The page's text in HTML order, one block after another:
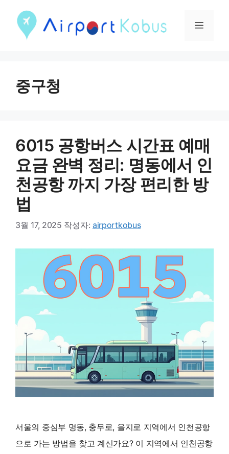
메
중구청
6015 공항버스 시간표 예매
요금 완벽 정리: 명동에서 인
천공항 까지 가장 편리한 방
법
3월 17, 2025 작성자: airportkobus
서울의 중심부 명동, 충무로, 을지로 지역에서 인천공항
으로 가는 방법을 찾고 계신가요? 이 지역에서 인천공항